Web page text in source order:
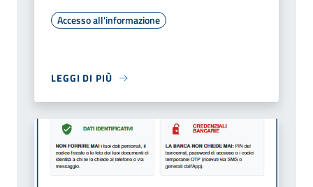
Accesso all'informazione
LEGGI DI PIÙ